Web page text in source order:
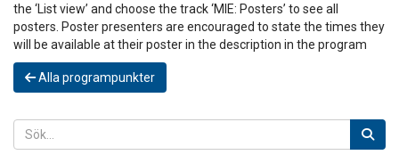
the ‘List view’ and choose the track ‘MIE: Posters’ to see all
posters. Poster presenters are encouraged to state the times they
will be available at their poster in the description in the program
Alla programpunkter